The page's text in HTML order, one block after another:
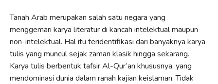
Tanah Arab merupakan salah satu negara yang
menggemari karya literatur di kancah intelektual maupun
non-intelektual. Hal itu teridentifikasi dari banyaknya karya
tulis yang muncul sejak zaman klasik hingga sekarang.
Karya tulis berbentuk tafsir Al-Qur’an khususnya, yang
mendominasi dunia dalam ranah kajian keislaman. Tidak